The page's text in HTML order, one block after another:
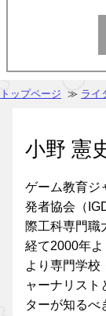
トップページ ≫ ライ
小野 憲
ゲーム教育ジ
発者協会（
際工科専門職
経て2000年
より専門学校
ャーナリスト
ターが知るべ